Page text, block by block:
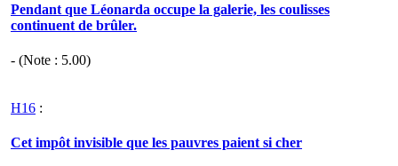
Pendant que Léonarda occupe la galerie, les coulisses
continuent de brûler.
- (Note : 5.00)
H16 :
Cet impôt invisible que les pauvres paient si cher